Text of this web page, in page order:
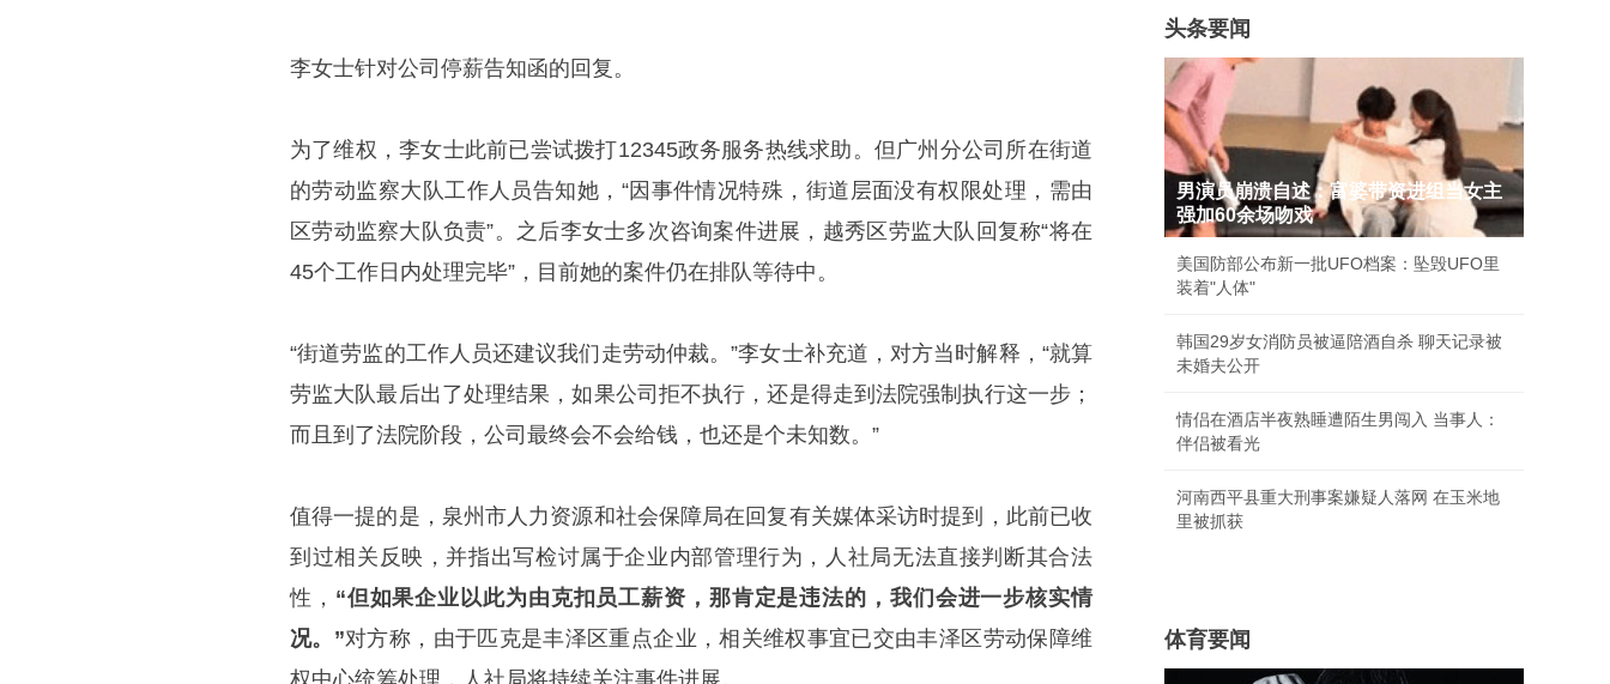
李女士针对公司停薪告知函的回复。
为了维权，李女士此前已尝试拨打12345政务服务热线求助。但广州分公司所在街道
的劳动监察大队工作人员告知她，“因事件情况特殊，街道层面没有权限处理，需由
区劳动监察大队负责”。之后李女士多次咨询案件进展，越秀区劳监大队回复称“将在
45个工作日内处理完毕”，目前她的案件仍在排队等待中。
“街道劳监的工作人员还建议我们走劳动仲裁。”李女士补充道，对方当时解释，“就算
劳监大队最后出了处理结果，如果公司拒不执行，还是得走到法院强制执行这一步；
而且到了法院阶段，公司最终会不会给钱，也还是个未知数。”
值得一提的是，泉州市人力资源和社会保障局在回复有关媒体采访时提到，此前已收
到过相关反映，并指出写检讨属于企业内部管理行为，人社局无法直接判断其合法
性， “但如果企业以此为由克扣员工薪资，那肯定是违法的，我们会进一步核实情
况。”对方称，由于匹克是丰泽区重点企业，相关维权事宜已交由丰泽区劳动保障维
权中心统筹处理，人社局将持续关注事件进展。
头条要闻
男演员崩溃自述：富婆带资进组当女主
强加60余场吻戏
美国防部公布新一批UFO档案：坠毁UFO里
装着"人体"
韩国29岁女消防员被逼陪酒自杀 聊天记录被
未婚夫公开
情侣在酒店半夜熟睡遭陌生男闯入 当事人：
伴侣被看光
河南西平县重大刑事案嫌疑人落网 在玉米地
里被抓获
体育要闻